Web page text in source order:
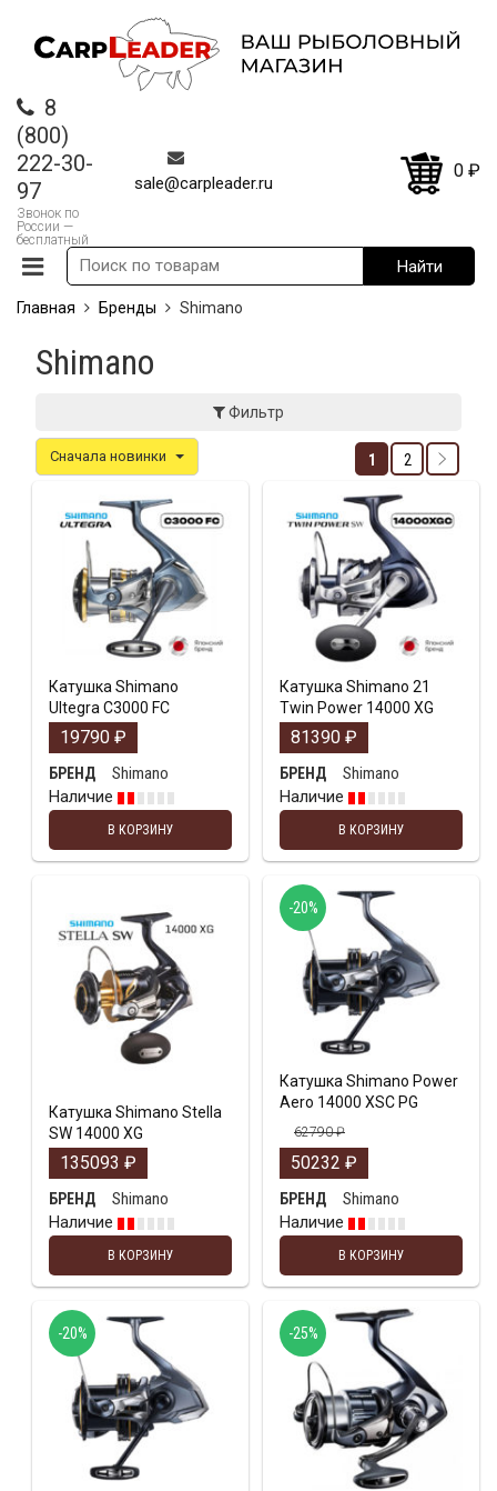
8
(800)
222-30-
97
Звонок по
России —
бесплатный
sale@carpleader.ru
0 ₽
Главная Бренды Shimano
Shimano
Фильтр
Сначала новинки 1 2
Катушка Shimano
Ultegra C3000 FC
19790 ₽
БРЕНД
Shimano
Наличие
В КОРЗИНУ
Катушка Shimano 21
Twin Power 14000 XG
81390 ₽
БРЕНД
Shimano
Наличие
В КОРЗИНУ
Катушка Shimano Stella
SW 14000 XG
135093 ₽
БРЕНД
Shimano
Наличие
В КОРЗИНУ
Катушка Shimano Power
Aero 14000 XSC PG
62790₽
50232 ₽
БРЕНД
Shimano
Наличие
В КОРЗИНУ
-20%
-20% -25%